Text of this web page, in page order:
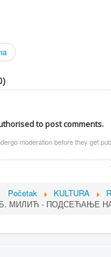
)
to post comments.
moderation before they get
Početak KULTURA
МИЛИЋ - ПОДСЕЋАЊЕ